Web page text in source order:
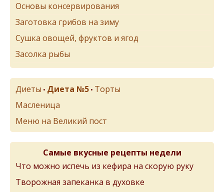
Основы консервирования
Заготовка грибов на зиму
Сушка овощей, фруктов и ягод
Засолка рыбы
Диеты • Диета №5 • Торты
Масленица
Меню на Великий пост
Самые вкусные рецепты недели
Что можно испечь из кефира на скорую руку
Творожная запеканка в духовке